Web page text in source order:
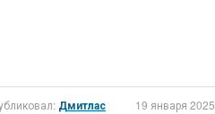
Дмитлас 19 января 2025